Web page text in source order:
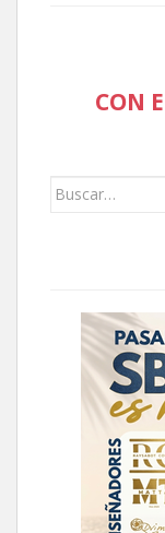
CON
Buscar: